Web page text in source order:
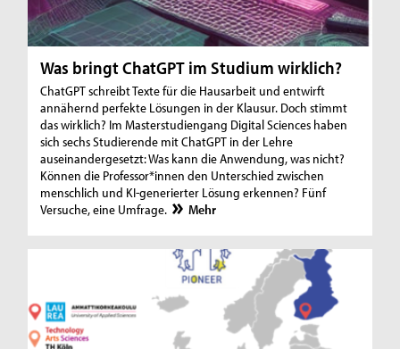
Was bringt ChatGPT im Studium wirklich?
ChatGPT schreibt Texte für die Hausarbeit und entwirft
annähernd perfekte Lösungen in der Klausur. Doch stimmt
das wirklich? Im Masterstudiengang Digital Sciences haben
sich sechs Studierende mit ChatGPT in der Lehre
auseinandergesetzt: Was kann die Anwendung, was nicht?
Können die Professor*innen den Unterschied zwischen
menschlich und KI-generierter Lösung erkennen? Fünf
Versuche, eine Umfrage.
Mehr